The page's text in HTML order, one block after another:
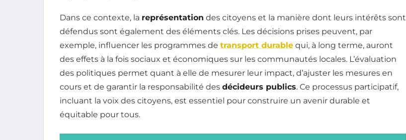
Dans ce contexte, la représentation des citoyens et la manière dont leurs intérêts sont
défendus sont également des éléments clés. Les décisions prises peuvent, par
exemple, influencer les programmes de transport durable qui, à long terme, auront
des effets à la fois sociaux et économiques sur les communautés locales. L’évaluation
des politiques permet quant à elle de mesurer leur impact, d’ajuster les mesures en
cours et de garantir la responsabilité des décideurs publics. Ce processus participatif,
incluant la voix des citoyens, est essentiel pour construire un avenir durable et
équitable pour tous.